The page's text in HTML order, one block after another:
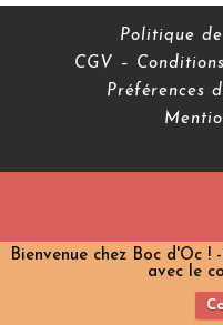
Politique
CGV –
Préférences
Bienvenue chez Boc d'Oc !
avec le